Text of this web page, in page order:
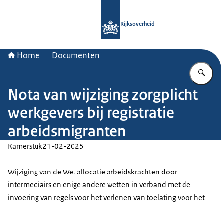
Rijksoverheid
Home Documenten
Nota van wijziging zorgplicht
werkgevers bij registratie
arbeidsmigranten
Kamerstuk21-02-2025
Wijziging van de Wet allocatie arbeidskrachten door
intermediairs en enige andere wetten in verband met de
invoering van regels voor het verlenen van toelating voor het